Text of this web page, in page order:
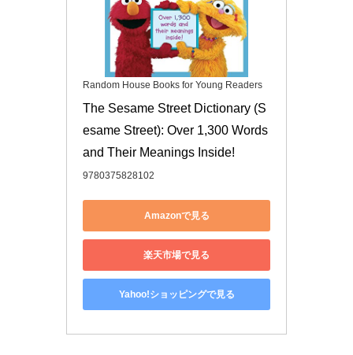
Random House Books for Young Readers
The Sesame Street Dictionary (S
esame Street): Over 1,300 Words
and Their Meanings Inside!
9780375828102
Amazonで見る
楽天市場で見る
Yahoo!ショッピングで見る